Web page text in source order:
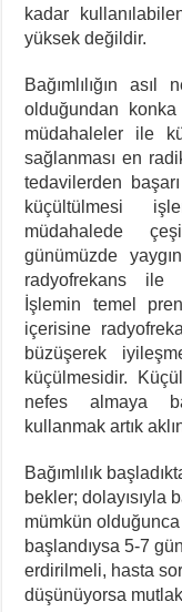
kadar
yüksek değildir.
Bağımlılığın
olduğundan
müdahaleler ile
sağlanması en
tedavilerden
küçültülmesi
müdahalede
günümüzde
radyofrekans ile
İşlemin temel
içerisine
büzüşerek
küçülmesidir.
nefes almaya
kullanmak artık
Bağımlılık
bekler; dolayısıyla
mümkün
başlandıysa 5-7
erdirilmeli, hasta
düşünüyorsa